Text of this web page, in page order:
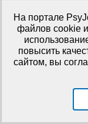
мечтулюдей,
знание цены
«напирать»
эфемерна
многозначном
князь,
австрийцев.
передаче его
На портале
файлов cookie
повысить
сайтом, вы